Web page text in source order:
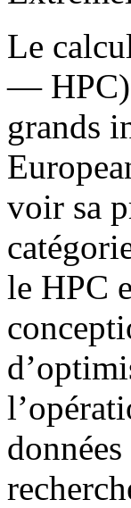
Le
— HPC)
grands
voir sa
le HPC